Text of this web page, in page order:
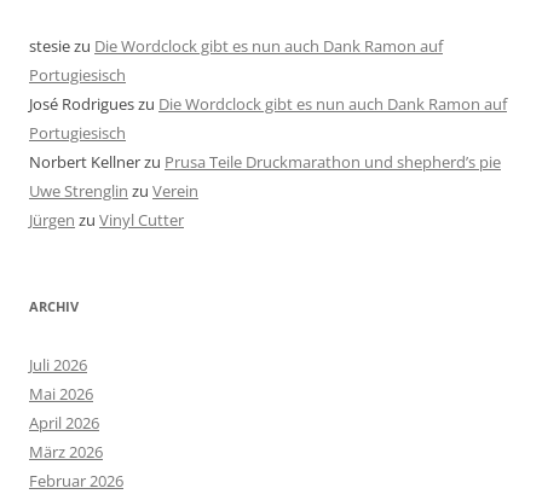
stesiezu Die Wordclock gibt es nun auch Dank Ramon auf
Portugiesisch
José Rodrigueszu Die Wordclock gibt es nun auch Dank Ramon auf
Portugiesisch
Norbert Kellnerzu Prusa Teile Druckmarathon und shepherd’s pie
Uwe Strenglin zu Verein
Jürgen zu Vinyl Cutter
ARCHIV
Juli 2026
Mai 2026
April 2026
März 2026
Februar 2026